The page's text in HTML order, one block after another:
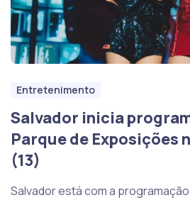
Entretenimento
Salvador inicia
Parque de Exposições
(13)
Salvador está com a